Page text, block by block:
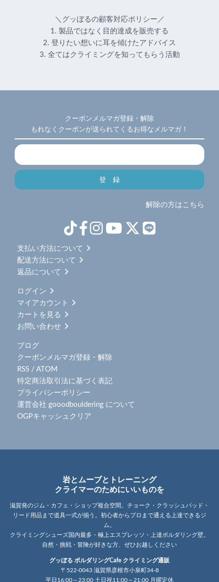
＼グッぼるの顧客対応ポリシー／
1. 製品ではなく目的達成を販売する
2. 登りたい想いに耳を傾けたアドバイス
3. 全てはクライミングを知ってもらう活動
クーポンメルマガ登録・解除
もれなくクーポンが送られてくるお得なメルマガ！
解除の方はこちら
支払い方法について
配送方法について
返品について
ログイン
マイアカウント
カートを見る
お問い合わせ
ブログ
クーポンメルマガ登録・解除
RSS / ATOM
特定商法取引法に基づく表記
プライバシーポリシー
運営会社 gooodbouldering について
OGPキャッシュクリア
岩とムーブとトレーニング
クライマーのためにいいものを
滋賀発のジム・カフェ・ショップ複合空間。チョーク・クラッシュパッド・
リード用品まで道具一式が揃う。初心者からプロまで通える上達できるジ
ム。
クライミングシューズ国内最多・極上エスプレッソ・上達ボルダリング壁。
自然・挑戦・冒険が好きな方、ぜひお越しください
グッぼる ボルダリングCafe クライミング通販
〒522-0043 滋賀県彦根市小泉町34-8
平日16:00～23:00 土日祝11:00～21:00 月曜定休